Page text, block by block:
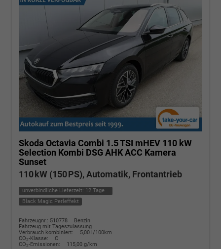
Skoda Octavia Combi 1.5 TSI mHEV 110 kW
Selection Kombi DSG AHK ACC Kamera
Sunset
110 kW (150 PS), Automatik, Frontantrieb
unverbindliche Lieferzeit: 12 Tage
Black Magic Perleffekt
Fahrzeugnr.: 510778
Benzin
Fahrzeug mit Tageszulassung
Verbrauch kombiniert:
5,00 l/100km
CO2-Klasse:
C
CO2-Emissionen: 115,00 g/km